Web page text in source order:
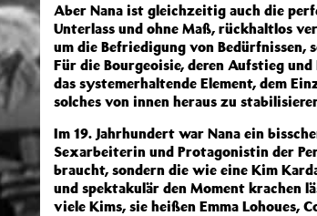
Aber Nana ist gleichzeitig auch die
Unterlass und ohne Maß, rückhaltlos
um die Befriedigung von Bedürfnissen,
Für die Bourgeoisie, deren Aufstieg
das systemerhaltende Element, dem
solches von innen heraus zu
Im 19. Jahrhundert war Nana ein
Sexarbeiterin und Protagonistin der
braucht, sondern die wie eine Kim
und spektakulär den Moment krachen
viele Kims, sie heißen Emma Lohoues,